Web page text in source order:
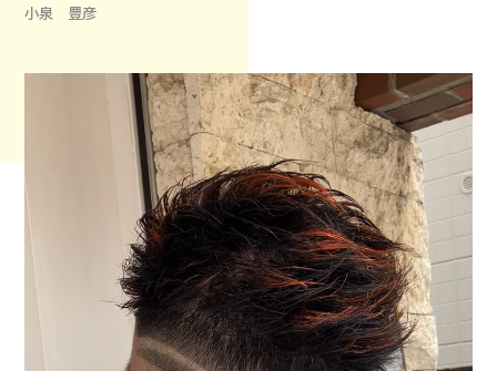
小泉 豊彦